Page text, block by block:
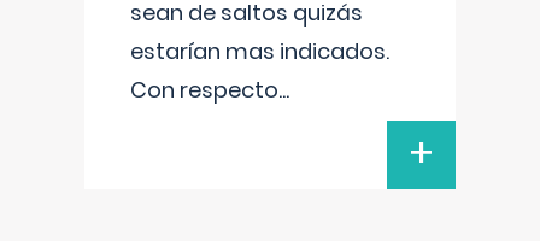
sean de saltos quizás
estarían mas indicados.
Con respecto...
+